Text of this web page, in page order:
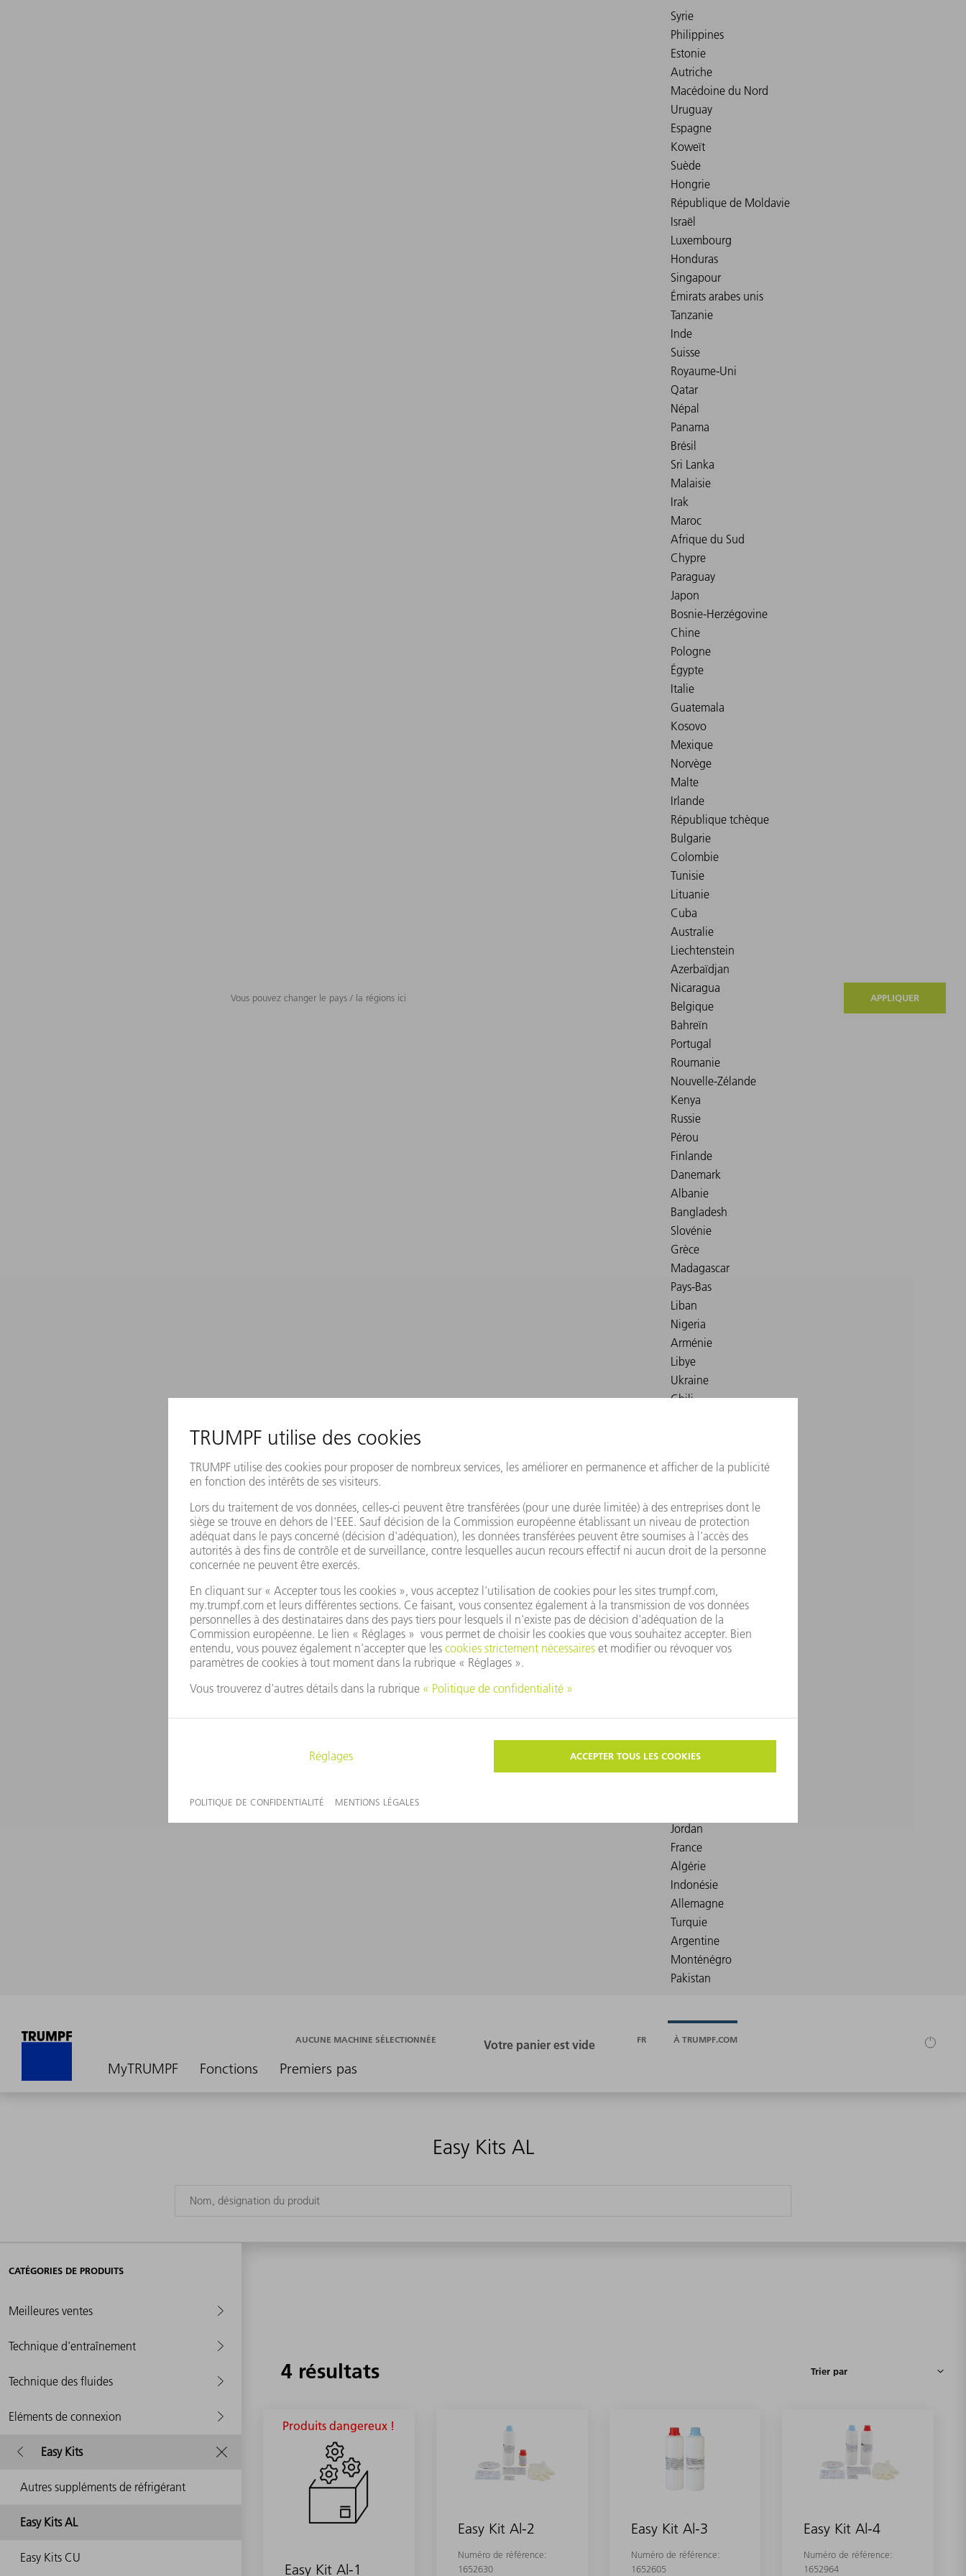
Vous pouvez changer le pays / la régions ici APPLIQUER
MyTRUMPF Fonctions Premiers pas
AUCUNE MACHINE SÉLECTIONNÉE FR À TRUMPF.COM
Easy Kits AL
CATÉGORIES DE PRODUITS
Meilleures ventes
Technique d'entraînement
Technique des fluides
Eléments de connexion
Easy Kits
Autres suppléments de réfrigérant
Easy Kits AL
Easy Kits CU
4 résultats
Produits dangereux !
Easy Kit Al-1
Easy Kit Al-2
Numéro de référence:
1652630
Easy Kit Al-3
Numéro de référence:
1652605
Easy Kit Al-4
Numéro de référence:
1652964